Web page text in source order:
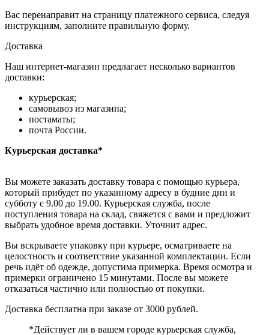
Вас перенаправит на страницу платежного сервиса, следуя
инструкциям, заполните правильную форму.
Доставка
Наш интернет-магазин предлагает несколько вариантов
доставки:
курьерская;
самовывоз из магазина;
постаматы;
почта России.
Курьерская доставка*
Вы можете заказать доставку товара с помощью курьера,
который прибудет по указанному адресу в будние дни и
субботу с 9.00 до 19.00. Курьерская служба, после
поступления товара на склад, свяжется с вами и предложит
выбрать удобное время доставки. Уточнит адрес.
Вы вскрываете упаковку при курьере, осматриваете на
целостность и соответствие указанной комплектации. Если
речь идёт об одежде, допустима примерка. Время осмотра и
примерки ограничено 15 минутами. После вы можете
отказаться частично или полностью от покупки.
Доставка бесплатна при заказе от 3000 рублей.
*Действует ли в вашем городе курьерская служба,